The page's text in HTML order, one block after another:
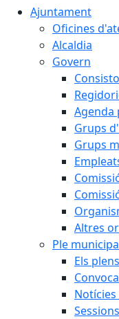
Ajuntament
Oficines
Alcaldia
Govern
Agenda
Grups
Grups
Altres
Ple
Els plens